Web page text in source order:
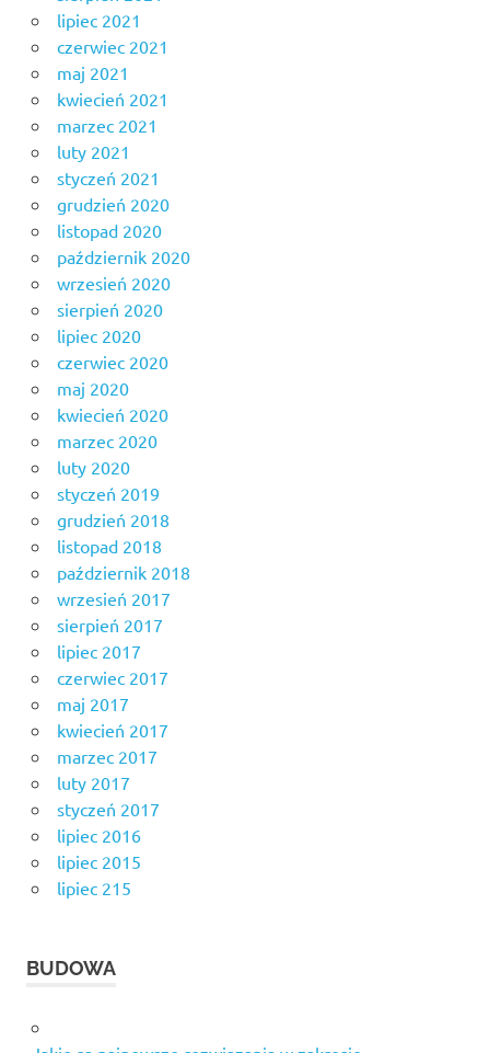
lipiec 2021
czerwiec 2021
maj 2021
kwiecień 2021
marzec 2021
luty 2021
styczeń 2021
grudzień 2020
listopad 2020
październik 2020
wrzesień 2020
sierpień 2020
lipiec 2020
czerwiec 2020
maj 2020
kwiecień 2020
marzec 2020
luty 2020
styczeń 2019
grudzień 2018
listopad 2018
październik 2018
wrzesień 2017
sierpień 2017
lipiec 2017
czerwiec 2017
maj 2017
kwiecień 2017
marzec 2017
luty 2017
styczeń 2017
lipiec 2016
lipiec 2015
lipiec 215
BUDOWA